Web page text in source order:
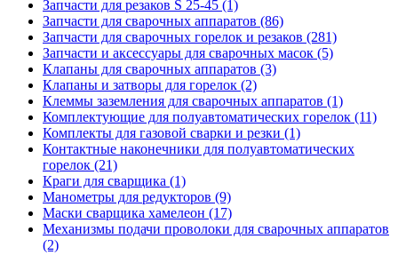
Запчасти для резаков S 25-45 (1)
Запчасти для сварочных аппаратов (86)
Запчасти для сварочных горелок и резаков (281)
Запчасти и аксессуары для сварочных масок (5)
Клапаны для сварочных аппаратов (3)
Клапаны и затворы для горелок (2)
Клеммы заземления для сварочных аппаратов (1)
Комплектующие для полуавтоматических горелок (11)
Комплекты для газовой сварки и резки (1)
Контактные наконечники для полуавтоматических
горелок (21)
Краги для сварщика (1)
Манометры для редукторов (9)
Маски сварщика хамелеон (17)
Механизмы подачи проволоки для сварочных аппаратов
(2)